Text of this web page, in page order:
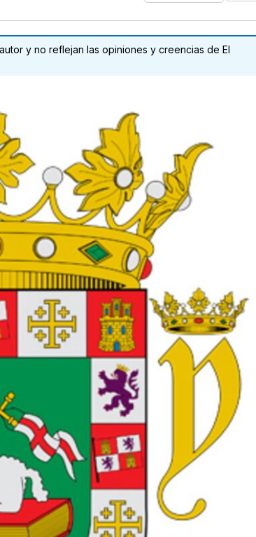
y no reflejan las opiniones y creencias de El